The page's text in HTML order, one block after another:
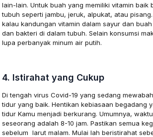
lain-lain. Untuk buah yang memiliki vitamin baik
tubuh seperti jambu, jeruk, alpukat, atau
kalau kandungan vitamin dalam sayur dan
dan bakteri di dalam tubuh. Selain konsumsi
lupa perbanyak minum air putih.
4. Istirahat yang Cukup
Di tengah virus Covid-19 yang sedang
tidur yang baik. Hentikan kebiasaan begadang
tidur Kamu menjadi berkurang. Umumnya,
seseorang adalah 8-10 jam. Pastikan semua
sebelum larut malam. Mulai lah beristirahat